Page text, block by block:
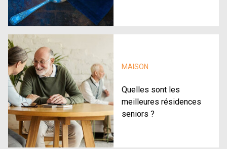
MAISON
Quelles sont les
meilleures résidences
seniors ?